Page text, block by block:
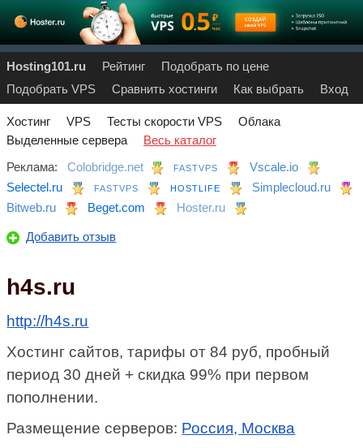
Hosting101.ru Рейтинг
Подобрать по цене
Подобрать VPS
Сравнить хостинги Как выбрать Вход
Хостинг VPS Тесты скорости VPS
Облака
Выделенные сервера
Весь каталог
Реклама:
Colobridge.net FASTVPS
Vscale.io
Selectel.ru
FASTVPS HOSTLIFE
Simplecloud.ru
Bitweb.ru
Beget.com Hoster.ru
Добавить отзыв
h4s.ru
http://h4s.ru
Хостинг сайтов, тарифы от 84 руб, пробный
период 30 дней + скидка 99% при первом
пополнении.
Размещение серверов: Россия, Москва